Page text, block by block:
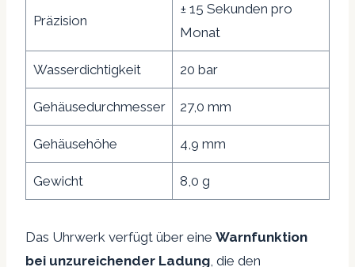
Präzision
± 15 Sekunden pro
Monat
Wasserdichtigkeit 20 bar
Gehäusedurchmesser 27,0 mm
Gehäusehöhe 4,9 mm
Gewicht 8,0 g
Das Uhrwerk verfügt über eine Warnfunktion
bei unzureichender Ladung, die den